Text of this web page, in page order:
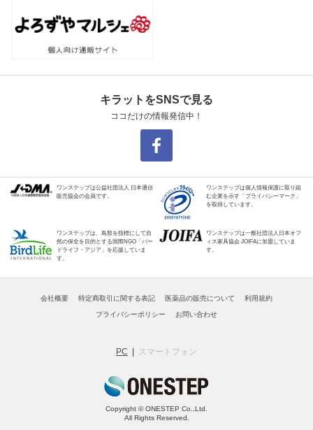
キラットをSNSで見る
ココだけの情報発信中！
ワンステップは公益社団法人 日本通信
販売協会の会員です。
ワンステップは個人情報保護に取り組
む企業を示す「プライバシーマーク」
を取得しています。
ワンステップは、鳥類を指標にして自
然の保全を目的とする国際NGO「バー
ドライフ・アジア」を応援していま
す。
ワンステップは一般社団法人日本オフ
ィス家具協会 JOIFAに加盟していま
す。
会社概要 特定商取引に関する表記 医薬品の販売について 利用規約
プライバシーポリシー お問い合わせ
PC スマートフォン
Copyright © ONESTEP Co.,Ltd.
All Rights Reserved.